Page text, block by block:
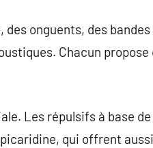
onguents, des
Chacun
Les répulsifs à base
qui offrent